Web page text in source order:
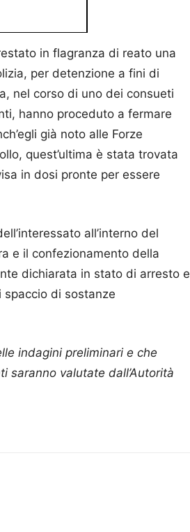
in flagranza di reato una
per detenzione a fini di
nel corso di uno dei consueti
hanno proceduto a fermare
già noto alle Forze
quest’ultima è stata trovata
in dosi pronte per essere
all’interno del
e il confezionamento della
dichiarata in stato di arresto e
di sostanze
indagini preliminari e che
saranno valutate dall’Autorità